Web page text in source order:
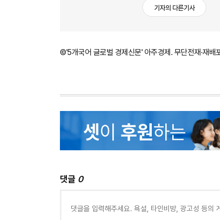
기자의 다른기사
©'5개국어 글로벌 경제신문' 아주경제. 무단전재·재배
댓글 0